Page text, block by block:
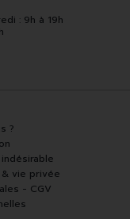
: 9h à 19h
?
vie privée
- CGV